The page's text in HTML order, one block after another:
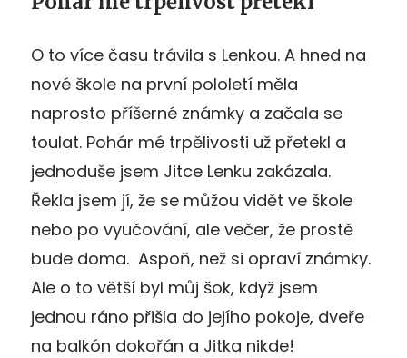
O to více času trávila s Lenkou. A hned na
nové škole na první pololetí měla
naprosto příšerné známky a začala se
toulat. Pohár mé trpělivosti už přetekl a
jednoduše jsem Jitce Lenku zakázala.
Řekla jsem jí, že se můžou vidět ve škole
nebo po vyučování, ale večer, že prostě
bude doma. Aspoň, než si opraví známky.
Ale o to větší byl můj šok, když jsem
jednou ráno přišla do jejího pokoje, dveře
na balkón dokořán a Jitka nikde!